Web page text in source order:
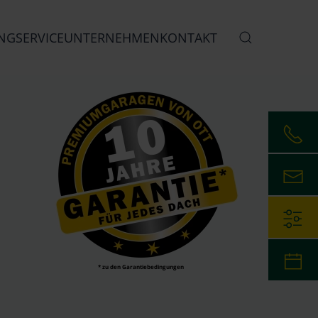
SERVICEUNTERNEHMENKONTAKT
* zu den Garantiebedingungen